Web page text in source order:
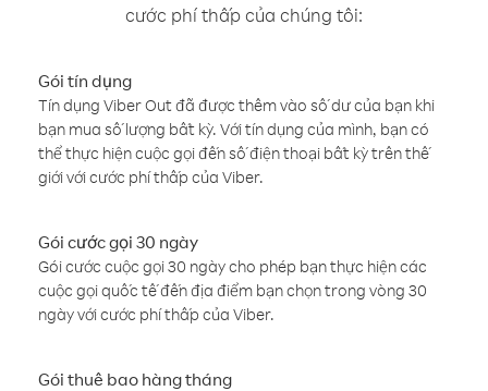
cước phí thấp của chúng tôi:
Gói tín dụng
Tín dụng Viber Out đã được thêm vào số dư của bạn khi
bạn mua số lượng bất kỳ. Với tín dụng của mình, bạn có
thể thực hiện cuộc gọi đến số điện thoại bất kỳ trên thế
giới với cước phí thấp của Viber.
Gói cước gọi 30 ngày
Gói cước cuộc gọi 30 ngày cho phép bạn thực hiện các
cuộc gọi quốc tế đến địa điểm bạn chọn trong vòng 30
ngày với cước phí thấp của Viber.
Gói thuê bao hàng tháng